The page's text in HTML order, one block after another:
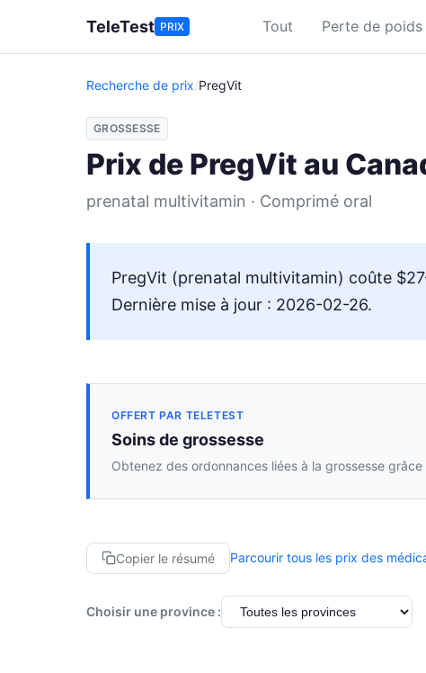
TeleTest PRIX Tout Perte de poids
Recherche de prix/PregVit
GROSSESSE
Prix de PregVit au
prenatal multivitamin · Comprimé oral
PregVit (prenatal multivitamin) coûte
Dernière mise à jour : 2026-02-26.
OFFERT PAR TELETEST
Soins de grossesse
Obtenez des ordonnances liées à la grossesse
Copier le résumé Parcourir tous les prix des
Choisir une province :